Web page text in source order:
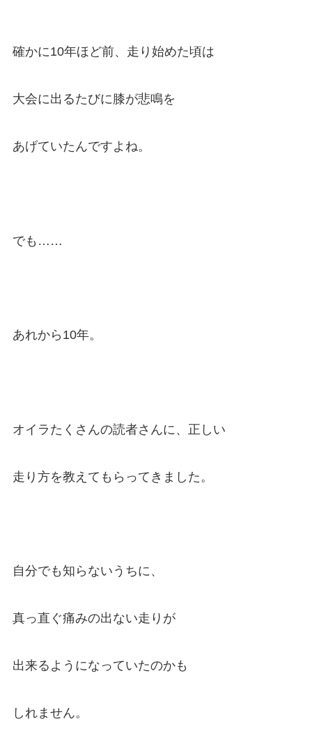
確かに10年ほど前、走り始めた頃は
大会に出るたびに膝が悲鳴を
あげていたんですよね。
でも……
あれから10年。
オイラたくさんの読者さんに、正しい
走り方を教えてもらってきました。
自分でも知らないうちに、
真っ直ぐ痛みの出ない走りが
出来るようになっていたのかも
しれません。